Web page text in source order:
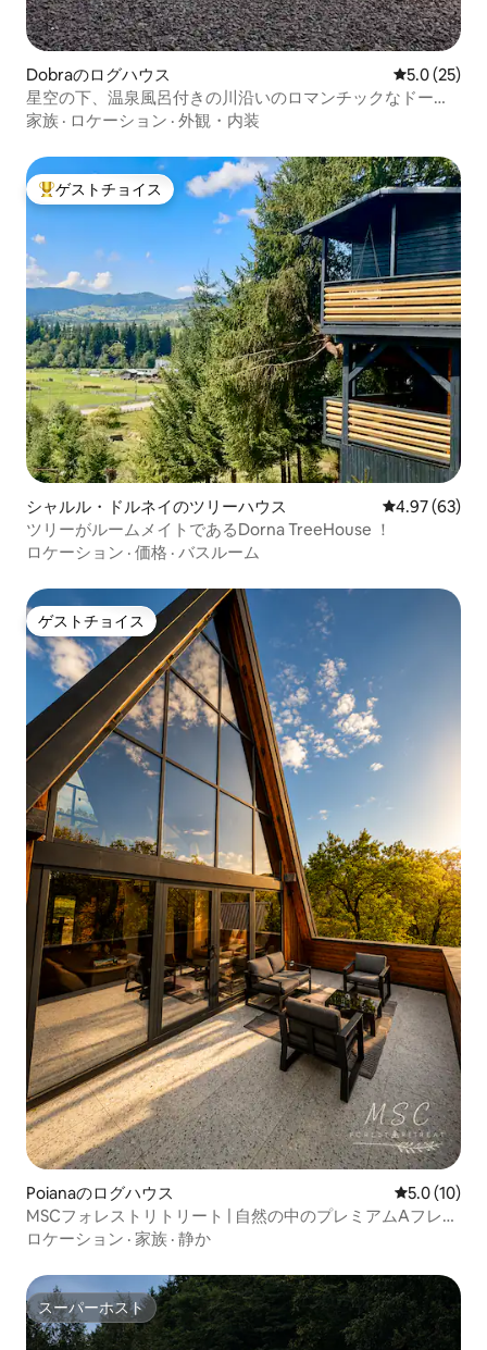
Dobraのログハウス レビュー25
5.0 (25)
星空の下、温泉風呂付きの川沿いのロマンチックなドーム
ハウス
家族 · ロケーション · 外観・内装
大好評のゲストチョイスです。
ゲストチョイス
シャルル・ドルネイのツリーハウス レビュー63
4.97 (63)
ツリーがルームメイトであるDorna TreeHouse ！
ロケーション · 価格 · バスルーム
ゲストチョイス
ゲストチョイス
Poianaのログハウス レビュー10
5.0 (10)
MSCフォレストリトリート | 自然の中のプレミアムAフレー
ム2
ロケーション · 家族 · 静か
スーパーホスト
スーパーホスト